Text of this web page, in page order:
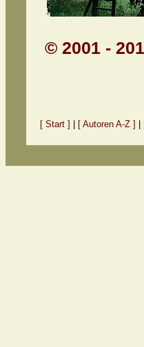
© 2001 -
[ Start ] [ Autoren A-Z ]